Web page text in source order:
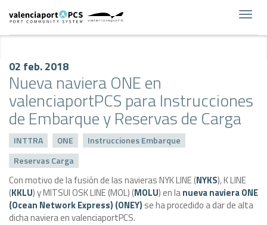
02 feb. 2018
Nueva naviera ONE en
valenciaportPCS para Instrucciones
de Embarque y Reservas de Carga
INTTRA ONE
Instrucciones Embarque
Reservas Carga
Con motivo de la fusión de las navieras NYK LINE (NYKS), K LINE
(KKLU) y MITSUI OSK LINE (MOL) (MOLU) en lanueva naviera ONE
(Ocean Network Express) (ONEY) se ha procedido a dar de alta
dicha naviera en valenciaportPCS.